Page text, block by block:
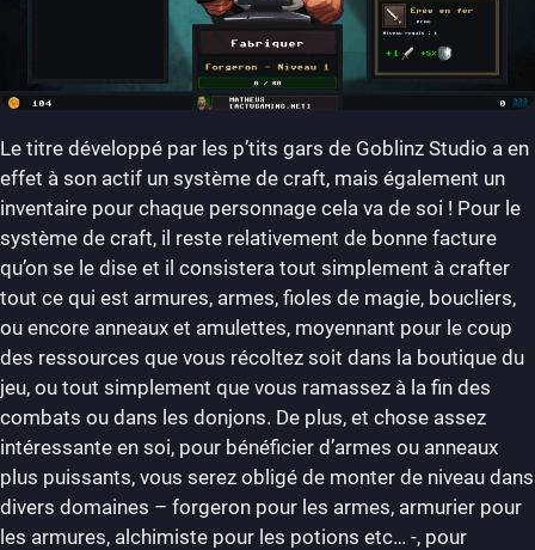
Le titre développé par les p’tits gars de Goblinz Studio a en
effet à son actif un système de craft, mais également un
inventaire pour chaque personnage cela va de soi ! Pour le
système de craft, il reste relativement de bonne facture
qu’on se le dise et il consistera tout simplement à crafter
tout ce qui est armures, armes, fioles de magie, boucliers,
ou encore anneaux et amulettes, moyennant pour le coup
des ressources que vous récoltez soit dans la boutique du
jeu, ou tout simplement que vous ramassez à la fin des
combats ou dans les donjons. De plus, et chose assez
intéressante en soi, pour bénéficier d’armes ou anneaux
plus puissants, vous serez obligé de monter de niveau dans
divers domaines – forgeron pour les armes, armurier pour
les armures, alchimiste pour les potions etc… -, pour